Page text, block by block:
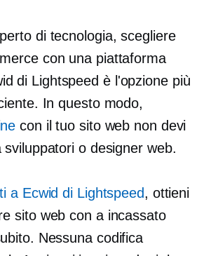
di tecnologia, scegliere
con una piattaforma
di Lightspeed è l'opzione più
In questo modo,
con il tuo sito web non devi
o designer web.
a Ecwid di Lightspeed, ottieni
sito web con a incassato
Nessuna codifica